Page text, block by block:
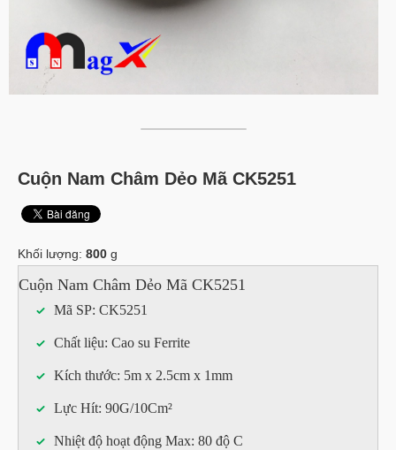
Cuộn Nam Châm Dẻo Mã CK5251
Khối lượng: 800 g
Cuộn Nam Châm Dẻo Mã CK5251
Mã SP: CK5251
Chất liệu: Cao su Ferrite
Kích thước: 5m x 2.5cm x 1mm
Lực Hít: 90G/10Cm²
Nhiệt độ hoạt động Max: 80 độ C